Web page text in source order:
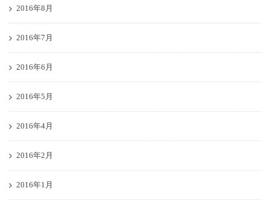
2016年8月
2016年7月
2016年6月
2016年5月
2016年4月
2016年2月
2016年1月